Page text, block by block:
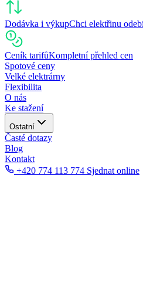
Dodávka i výkupChci elektřinu
Ceník tarifůKompletní přehled cen
Spotové ceny
Velké elektrárny
Flexibilita
O nás
Ke stažení
Ostatní
Časté dotazy
Blog
Kontakt
+420 774 113 774 Sjednat online